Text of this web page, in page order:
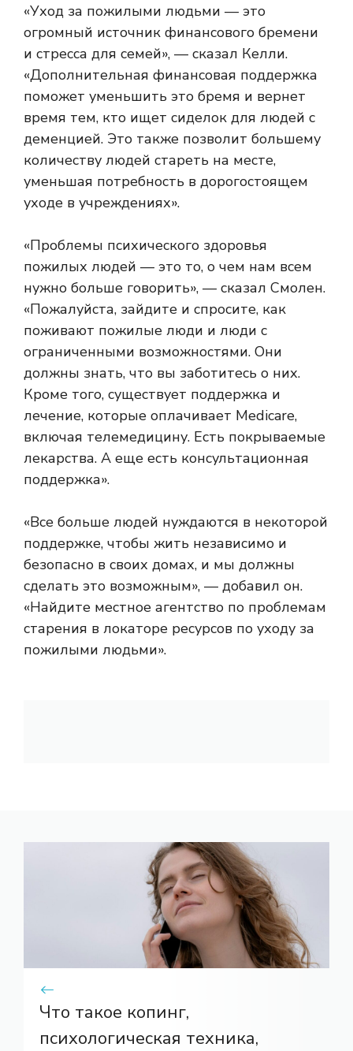
«Уход за пожилыми людьми — это
огромный источник финансового бремени
и стресса для семей», — сказал Келли.
«Дополнительная финансовая поддержка
поможет уменьшить это бремя и вернет
время тем, кто ищет сиделок для людей с
деменцией. Это также позволит большему
количеству людей стареть на месте,
уменьшая потребность в дорогостоящем
уходе в учреждениях».
«Проблемы психического здоровья
пожилых людей — это то, о чем нам всем
нужно больше говорить», — сказал Смолен.
«Пожалуйста, зайдите и спросите, как
поживают пожилые люди и люди с
ограниченными возможностями. Они
должны знать, что вы заботитесь о них.
Кроме того, существует поддержка и
лечение, которые оплачивает Medicare,
включая телемедицину. Есть покрываемые
лекарства. А еще есть консультационная
поддержка».
«Все больше людей нуждаются в некоторой
поддержке, чтобы жить независимо и
безопасно в своих домах, и мы должны
сделать это возможным», — добавил он.
«Найдите местное агентство по проблемам
старения в локаторе ресурсов по уходу за
пожилыми людьми».
Что такое копинг,
психологическая техника,